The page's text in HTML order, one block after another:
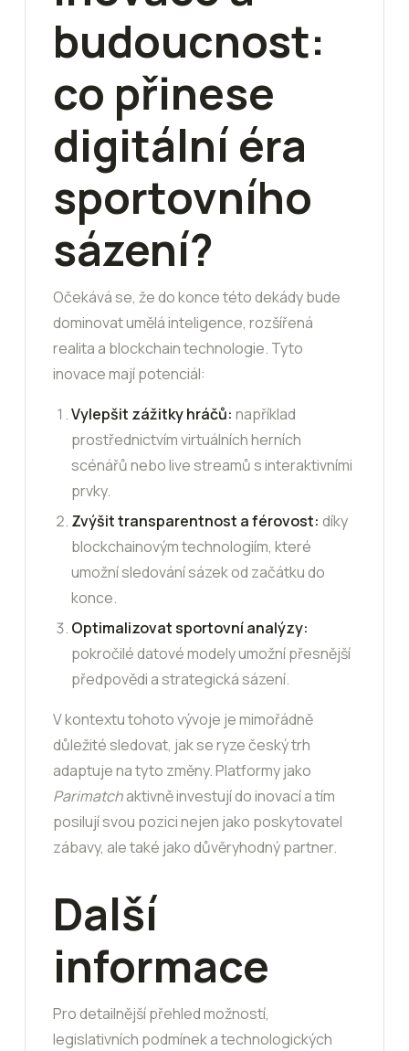
budoucnost:
co přinese
digitální éra
sportovního
sázení?
Očekává se, že do konce této dekády bude
dominovat umělá inteligence, rozšířená
realita a blockchain technologie. Tyto
inovace mají potenciál:
Vylepšit zážitky hráčů: například
prostřednictvím virtuálních herních
scénářů nebo live streamů s interaktivními
prvky.
Zvýšit transparentnost a férovost: díky
blockchainovým technologiím, které
umožní sledování sázek od začátku do
konce.
Optimalizovat sportovní analýzy:
pokročilé datové modely umožní přesnější
předpovědi a strategická sázení.
V kontextu tohoto vývoje je mimořádně
důležité sledovat, jak se ryze český trh
adaptuje na tyto změny. Platformy jako
Parimatchaktivně investují do inovací a tím
posilují svou pozici nejen jako poskytovatel
zábavy, ale také jako důvěryhodný partner.
Další
informace
Pro detailnější přehled možností,
legislativních podmínek a technologických